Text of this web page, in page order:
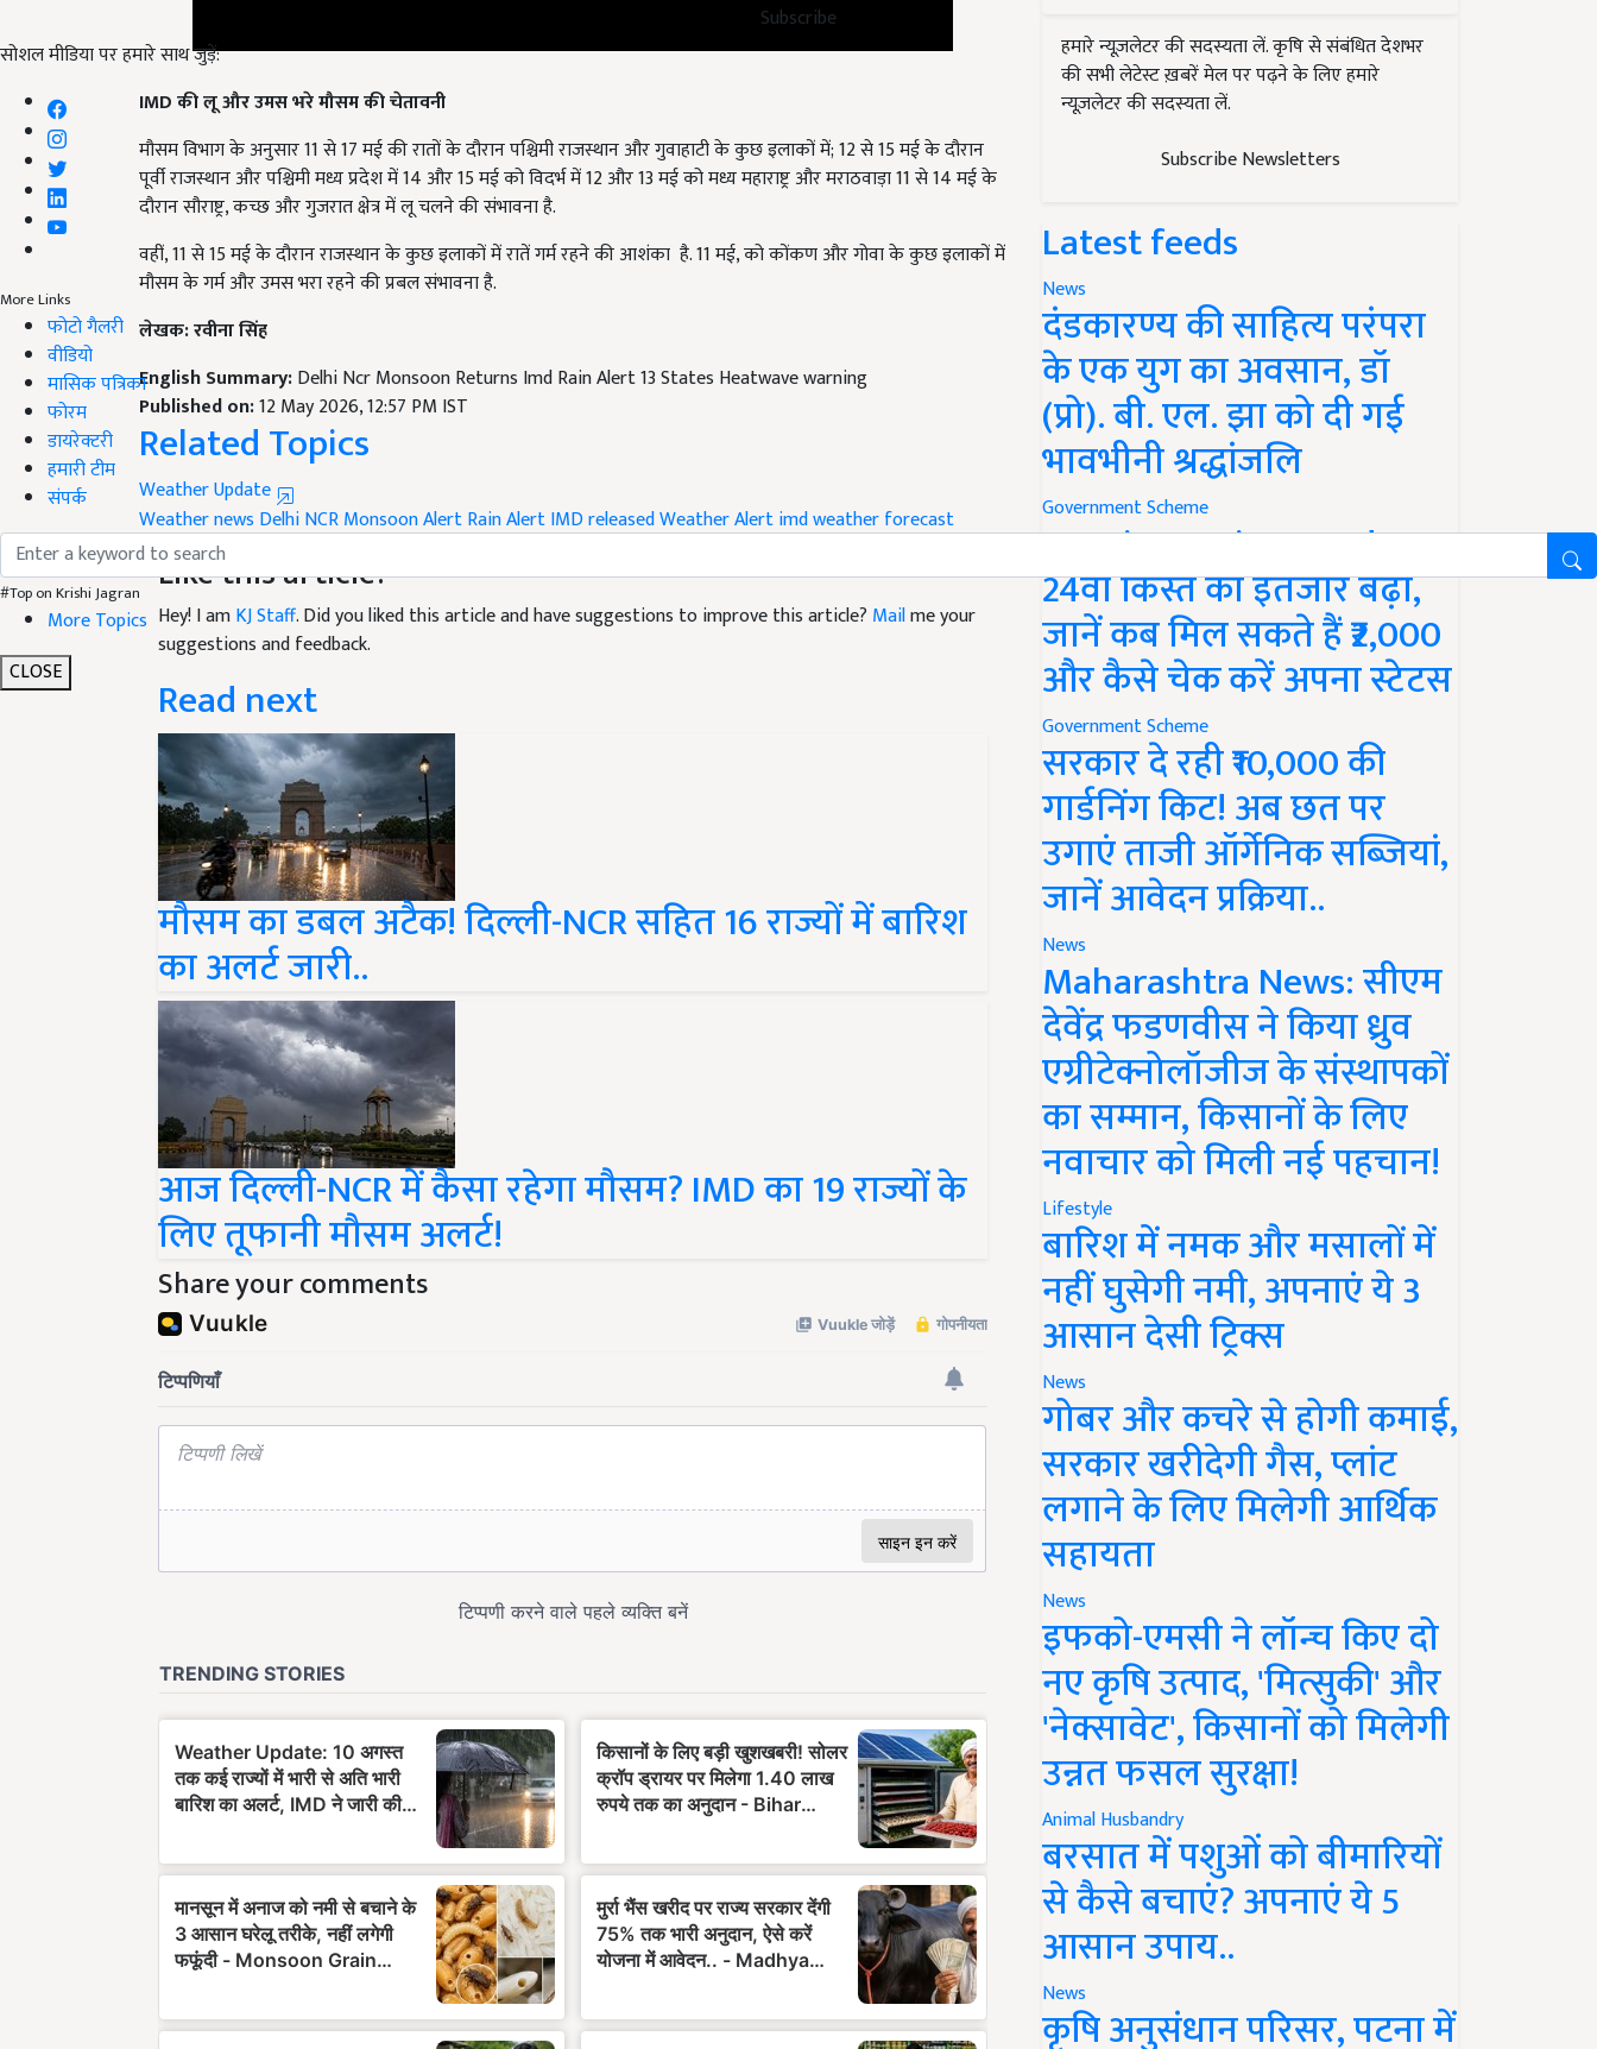
Subscribe
सोशल मीडिया पर हमारे साथ जुड़ें:
More Links
फोटो गैलरी
वीडियो
मासिक पत्रिका
फोरम
डायरेक्टरी
हमारी टीम
संपर्क
#Top on Krishi Jagran
More Topics
CLOSE
IMD की लू और उमस भरे मौसम की चेतावनी
मौसम विभाग के अनुसार 11 से 17 मई की रातों के दौरान पश्चिमी राजस्थान और गुवाहाटी के कुछ इलाकों में; 12 से 15 मई के दौरान
पूर्वी राजस्थान और पश्चिमी मध्य प्रदेश में 14 और 15 मई को विदर्भ में 12 और 13 मई को मध्य महाराष्ट्र और मराठवाड़ा 11 से 14 मई के
दौरान सौराष्ट्र, कच्छ और गुजरात क्षेत्र में लू चलने की संभावना है.
वहीं, 11 से 15 मई के दौरान राजस्थान के कुछ इलाकों में रातें गर्म रहने की आशंका है. 11 मई, को कोंकण और गोवा के कुछ इलाकों में
मौसम के गर्म और उमस भरा रहने की प्रबल संभावना है.
Published on:12 May 2026, 12:57 PM IST
Related Topics
Weather Update
Weather newsDelhi NCR Monsoon Alert
Like this article?
Hey! I amKJ Staff. Did you liked this article and have suggestions to improve this article?Mailme your
suggestions and feedback.
Read next
मौसम का डबल अटैक! दिल्ली-NCR सहित 16 राज्यों में बारिश
का अलर्ट जारी..
आज दिल्ली-NCR में कैसा रहेगा मौसम? IMD का 19 राज्यों के
लिए तूफानी मौसम अलर्ट!
Share your comments
हमारे न्यूज़लेटर की सदस्यता लें. कृषि से संबंधित देशभर
की सभी लेटेस्ट ख़बरें मेल पर पढ़ने के लिए हमारे
न्यूज़लेटर की सदस्यता लें.
Subscribe Newsletters
Latest feeds
News
दंडकारण्य की साहित्य परंपरा
के एक युग का अवसान, डॉ
(प्रो). बी. एल. झा को दी गई
भावभीनी श्रद्धांजलि
Government Scheme
PM Kisan Yojana Update:
24वीं किस्त का इंतजार बढ़ा,
जानें कब मिल सकते हैं ₹2,000
और कैसे चेक करें अपना स्टेटस
Government Scheme
सरकार दे रही ₹10,000 की
गार्डनिंग किट! अब छत पर
उगाएं ताजी ऑर्गेनिक सब्जियां,
जानें आवेदन प्रक्रिया..
News
Maharashtra News: सीएम
देवेंद्र फडणवीस ने किया ध्रुव
एग्रीटेक्नोलॉजीज के संस्थापकों
का सम्मान, किसानों के लिए
नवाचार को मिली नई पहचान!
Lifestyle
बारिश में नमक और मसालों में
नहीं घुसेगी नमी, अपनाएं ये 3
आसान देसी ट्रिक्स
News
गोबर और कचरे से होगी कमाई,
सरकार खरीदेगी गैस, प्लांट
लगाने के लिए मिलेगी आर्थिक
सहायता
News
इफको-एमसी ने लॉन्च किए दो
नए कृषि उत्पाद, 'मित्सुकी' और
'नेक्सावेट', किसानों को मिलेगी
उन्नत फसल सुरक्षा!
Animal Husbandry
बरसात में पशुओं को बीमारियों
से कैसे बचाएं? अपनाएं ये 5
आसान उपाय..
News
कृषि अनुसंधान परिसर, पटना में